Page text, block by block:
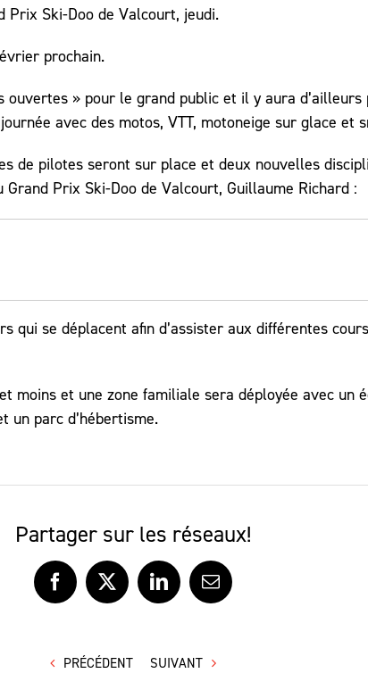
Prix Ski-Doo de Valcourt, jeudi.
prochain.
» pour le grand public et il y aura
avec des motos, VTT, motoneige sur glace et
de pilotes seront sur place et deux nouvelles
Prix Ski-Doo de Valcourt, Guillaume Richard :
qui se déplacent afin d’assister aux différentes
moins et une zone familiale sera déployée avec un
un parc d’hébertisme.
Partager sur les réseaux!
Facebook
X LinkedInCourriel
PRÉCÉDENT SUIVANT